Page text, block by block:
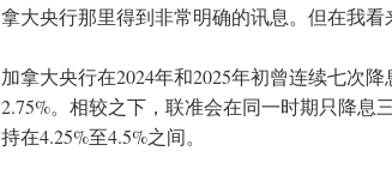
拿大央行那里得到非常明确的讯息。但在我看
加拿大央行在2024年和2025年初曾连续七次
2.75%。相较之下，联准会在同一时期只降息
持在4.25%至4.5%之间。